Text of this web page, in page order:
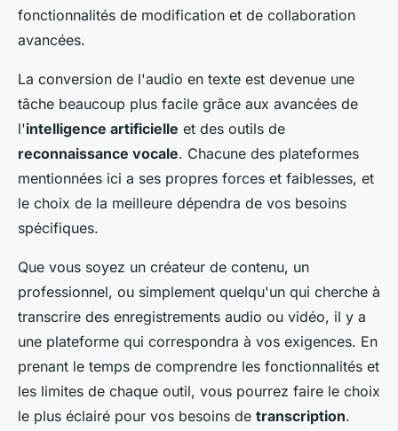
fonctionnalités de modification et de collaboration
avancées.
La conversion de l'audio en texte est devenue une
tâche beaucoup plus facile grâce aux avancées de
l'intelligence artificielle et des outils de
reconnaissance vocale. Chacune des plateformes
mentionnées ici a ses propres forces et faiblesses, et
le choix de la meilleure dépendra de vos besoins
spécifiques.
Que vous soyez un créateur de contenu, un
professionnel, ou simplement quelqu'un qui cherche à
transcrire des enregistrements audio ou vidéo, il y a
une plateforme qui correspondra à vos exigences. En
prenant le temps de comprendre les fonctionnalités et
les limites de chaque outil, vous pourrez faire le choix
le plus éclairé pour vos besoins de transcription.